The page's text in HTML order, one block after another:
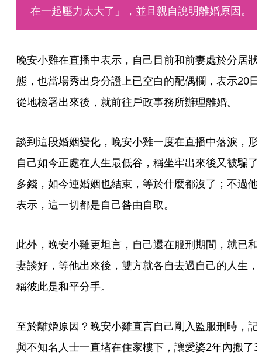
在一起壓力太大了」，並且親自說明離婚原因。
晚安小雞在直播中表示，自己目前和前妻處於分居狀
態，也當場秀出身分證上已空白的配偶欄，表示20日
從地檢署出來後，就前往戶政事務所辦理離婚。
談到這段婚姻變化，晚安小雞一度在直播中落淚，形
自己如今正處在人生最低谷，稱坐牢出來後又被騙了
多錢，如今連婚姻也結束，等於什麼都沒了；不過他
表示，這一切都是自己咎由自取。
此外，晚安小雞更坦言，自己還在服刑期間，就已和
妻談好，等他出來後，雙方就各自去過自己的人生，
稱彼此是和平分手。
至於離婚原因？晚安小雞直言自己剛入監服刑時，記
與不知名人士一直堵在住家樓下，讓愛婆2年內搬了3